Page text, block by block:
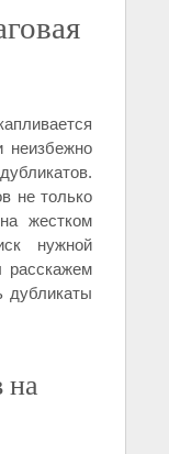
неизбежно
не только
жестком
нужной
расскажем
дубликаты
на